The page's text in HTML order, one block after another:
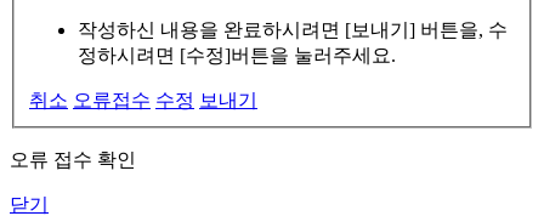
작성하신 내용을 완료하시려면 [보내기] 버튼을, 수
정하시려면 [수정]버튼을 눌러주세요.
취소 오류접수 수정 보내기
오류 접수 확인
닫기